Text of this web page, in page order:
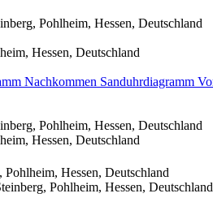
Pohlheim, Hessen, Deutschland
Hessen, Deutschland
Nachkommen Sanduhrdiagramm
Pohlheim, Hessen, Deutschland
Hessen, Deutschland
Pohlheim, Hessen, Deutschland
Pohlheim, Hessen, Deutschland